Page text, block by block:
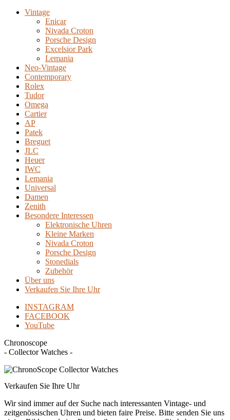
Vintage
Enicar
Nivada Croton
Porsche Design
Excelsior Park
Lemania
Neo-Vintage
Contemporary
Rolex
Tudor
Omega
Cartier
AP
Patek
Breguet
JLC
Heuer
IWC
Lemania
Universal
Damen
Zenith
Besondere Interessen
Elektronische Uhren
Kleine Marken
Nivada Croton
Porsche Design
Stonedials
Zubehör
Über uns
Verkaufen Sie Ihre Uhr
INSTAGRAM
FACEBOOK
YouTube
Chronoscope
- Collector Watches -
Verkaufen Sie Ihre Uhr
Wir sind immer auf der Suche nach interessanten Vintage- und
zeitgenössischen Uhren und bieten faire Preise. Bitte senden Sie uns